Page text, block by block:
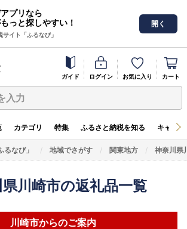
プリなら
っと探しやすい！
サイト「ふるなび」
開く
ガイド ログイン お気に入り カート
入力
カテゴリ 特集 ふるさと納税を知る キャン
なび」 地域でさがす 関東地方 神奈川県
川崎市の返礼品一覧
川崎市からのご案内